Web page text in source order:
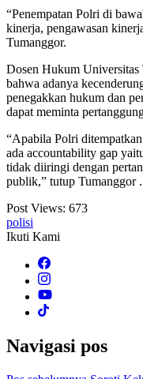
“Penempatan Polri di
kinerja, pengawasan
Tumanggor.
Dosen Hukum Universitas
bahwa adanya
penegakkan hukum dan
dapat meminta
“Apabila Polri
ada accountability gap
tidak diiringi dengan
publik,” tutup Tumanggor
Post Views: 673
polisi
Ikuti Kami
Navigasi pos